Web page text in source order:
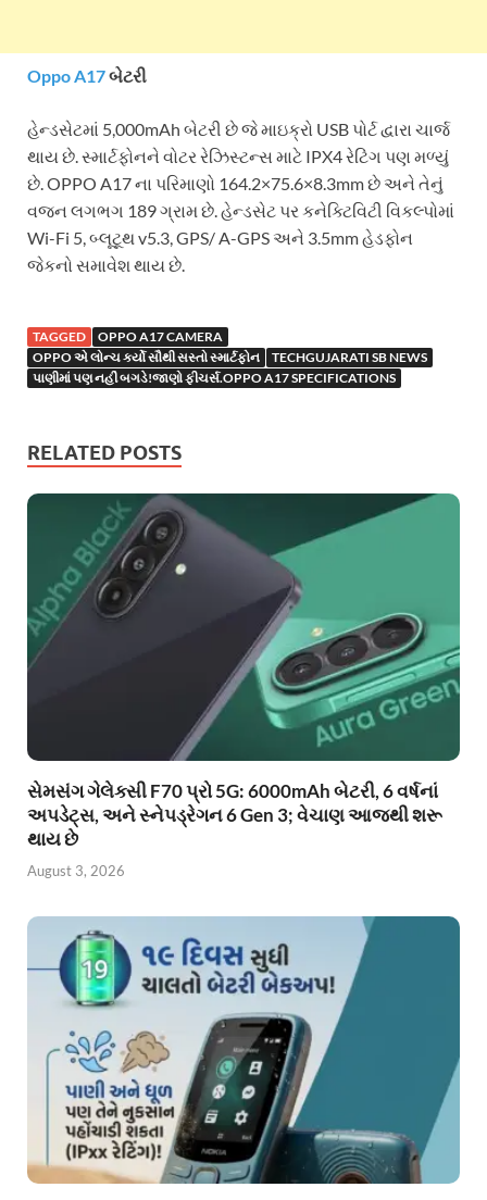
Oppo A17બેટરી
હેન્ડસેટમાં 5,000mAh બેટરી છે જે માઇક્રો USB પોર્ટ દ્વારા ચાર્જ
થાય છે. સ્માર્ટફોનને વોટર રેઝિસ્ટન્સ માટે IPX4 રેટિંગ પણ મળ્યું
છે. OPPO A17 ના પરિમાણો 164.2×75.6×8.3mm છે અને તેનું
વજન લગભગ 189 ગ્રામ છે. હેન્ડસેટ પર કનેક્ટિવિટી વિકલ્પોમાં
Wi-Fi 5, બ્લૂટૂથ v5.3, GPS/ A-GPS અને 3.5mm હેડફોન
જેકનો સમાવેશ થાય છે.
TAGGED
OPPO A17 CAMERA
OPPO એ લોન્ચ કર્યો સૌથી સસ્તો સ્માર્ટફોન
TECHGUJARATI SB NEWS
પાણીમાં પણ નહીં બગડે!જાણો ફીચર્સ.OPPO A17 SPECIFICATIONS
RELATED POSTS
સેમસંગ ગેલેક્સી F70 પ્રો 5G: 6000mAh બેટરી, 6 વર્ષનાં
અપડેટ્સ, અને સ્નેપડ્રેગન 6 Gen 3; વેચાણ આજથી શરૂ
થાય છે
August 3, 2026